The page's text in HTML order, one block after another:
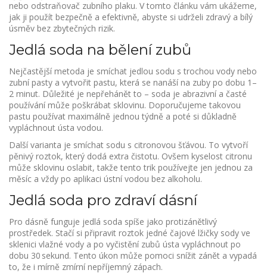
nebo odstraňovač zubního plaku. V tomto článku vám ukážeme,
jak ji použít bezpečně a efektivně, abyste si udrželi zdravý a bílý
úsměv bez zbytečných rizik.
Jedlá soda na bělení zubů
Nejčastější metoda je smíchat jedlou sodu s trochou vody nebo
zubní pasty a vytvořit pastu, která se nanáší na zuby po dobu 1–
2 minut. Důležité je nepřehánět to – soda je abrazivní a časté
používání může poškrábat sklovinu. Doporučujeme takovou
pastu používat maximálně jednou týdně a poté si důkladně
vypláchnout ústa vodou.
Další varianta je smíchat sodu s citronovou šťávou. To vytvoří
pěnivý roztok, který dodá extra čistotu. Ovšem kyselost citronu
může sklovinu oslabit, takže tento trik používejte jen jednou za
měsíc a vždy po aplikaci ústní vodou bez alkoholu.
Jedlá soda pro zdraví dásní
Pro dásně funguje jedlá soda spíše jako protizánětlivý
prostředek. Stačí si připravit roztok jedné čajové lžičky sody ve
sklenici vlažné vody a po vyčistění zubů ústa vypláchnout po
dobu 30 sekund. Tento úkon může pomoci snížit zánět a vypadá
to, že i mírně zmírní nepříjemný zápach.